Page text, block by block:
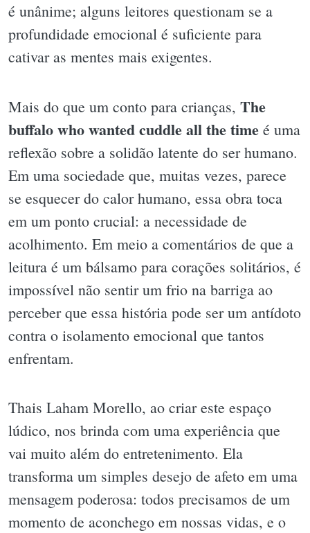
é unânime; alguns leitores questionam se a
profundidade emocional é suficiente para
cativar as mentes mais exigentes.
Mais do que um conto para crianças, The
buffalo who wanted cuddle all the time é uma
reflexão sobre a solidão latente do ser humano.
Em uma sociedade que, muitas vezes, parece
se esquecer do calor humano, essa obra toca
em um ponto crucial: a necessidade de
acolhimento. Em meio a comentários de que a
leitura é um bálsamo para corações solitários, é
impossível não sentir um frio na barriga ao
perceber que essa história pode ser um antídoto
contra o isolamento emocional que tantos
enfrentam.
Thais Laham Morello, ao criar este espaço
lúdico, nos brinda com uma experiência que
vai muito além do entretenimento. Ela
transforma um simples desejo de afeto em uma
mensagem poderosa: todos precisamos de um
momento de aconchego em nossas vidas, e o